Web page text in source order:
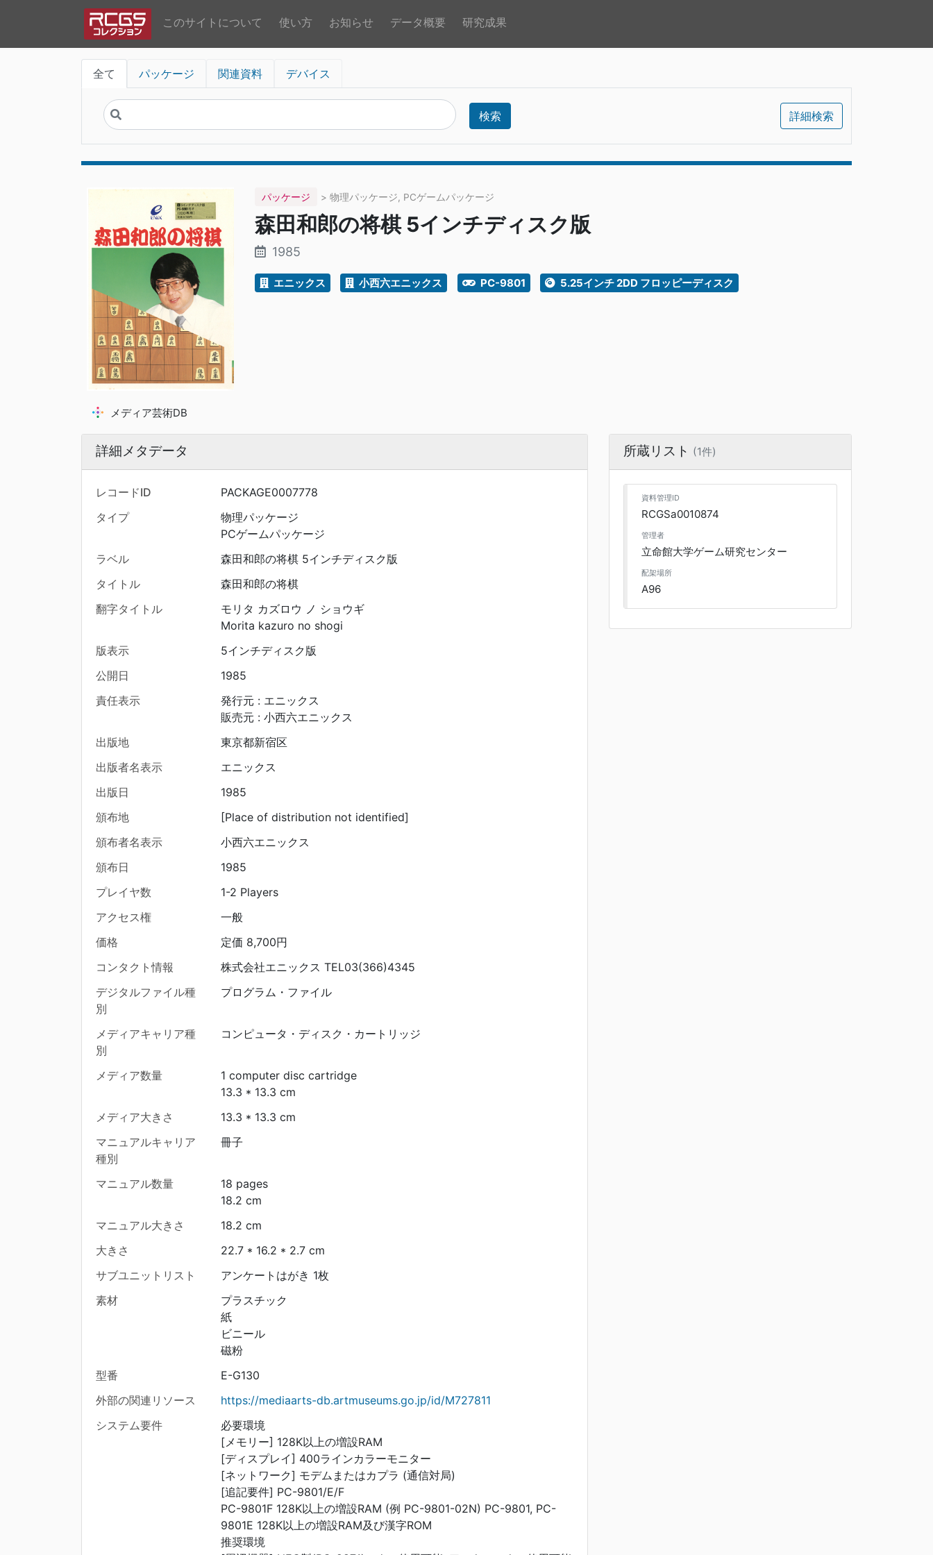
このサイトについて 使い方 お知らせ データ概要 研究成果
全て パッケージ 関連資料 デバイス
検索 詳細検索
パッケージ > 物理パッケージ, PCゲームパッケージ
森田和郎の将棋 5インチディスク版
1985
エニックス 小西六エニックス PC-9801 5.25インチ 2DD フロッピーディスク
メディア芸術DB
詳細メタデータ
レコードID
PACKAGE0007778
タイプ
物理パッケージ
PCゲームパッケージ
ラベル
森田和郎の将棋 5インチディスク版
タイトル
森田和郎の将棋
翻字タイトル
モリタ カズロウ ノ ショウギ
Morita kazuro no shogi
版表示
5インチディスク版
公開日
1985
責任表示
発行元 : エニックス
販売元 : 小西六エニックス
出版地
東京都新宿区
出版者名表示
エニックス
出版日
1985
頒布地
[Place of distribution not identified]
頒布者名表示
小西六エニックス
頒布日
1985
プレイヤ数
1-2 Players
アクセス権
一般
価格
定価 8,700円
コンタクト情報
株式会社エニックス TEL03(366)4345
デジタルファイル種
別
プログラム・ファイル
メディアキャリア種
別
コンピュータ・ディスク・カートリッジ
メディア数量
1 computer disc cartridge
13.3 * 13.3 cm
メディア大きさ
13.3 * 13.3 cm
マニュアルキャリア
種別
冊子
マニュアル数量
18 pages
18.2 cm
マニュアル大きさ
18.2 cm
大きさ
22.7 * 16.2 * 2.7 cm
サブユニットリスト
アンケートはがき 1枚
素材
プラスチック
紙
ビニール
磁粉
型番
E-G130
外部の関連リソース
https://mediaarts-db.artmuseums.go.jp/id/M727811
システム要件
必要環境
[メモリー] 128K以上の増設RAM
[ディスプレイ] 400ラインカラーモニター
[ネットワーク] モデムまたはカプラ (通信対局)
[追記要件] PC-9801/E/F
PC-9801F 128K以上の増設RAM (例 PC-9801-02N) PC-9801, PC-
9801E 128K以上の増設RAM及び漢字ROM
推奨環境
所蔵リスト (1件)
資料管理ID
RCGSa0010874
管理者
立命館大学ゲーム研究センター
配架場所
A96